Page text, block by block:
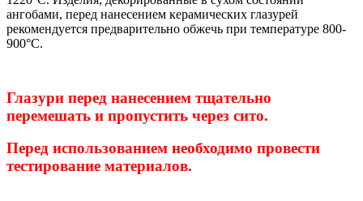
ангобами, перед нанесением керамических глазурей
рекомендуется предварительно обжечь при температуре 800-
900°С.
Глазури перед нанесением тщательно
перемешать и пропустить через сито.
Перед использованием необходимо провести
тестирование материалов.